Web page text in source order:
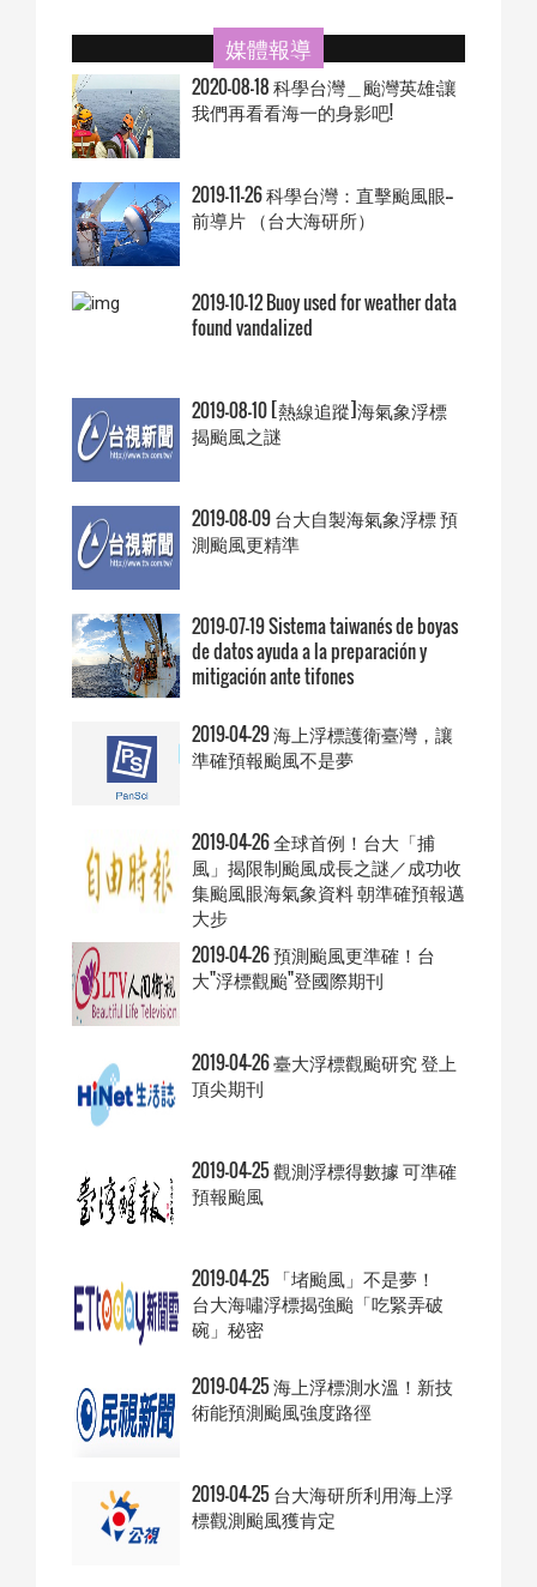
媒體報導
2020-08-18 科學台灣＿颱灣英雄:讓
我們再看看海一的身影吧!
2019-11-26 科學台灣：直擊颱風眼--
前導片 （台大海研所）
2019-10-12 Buoy used for weather data
found vandalized
2019-08-10 [熱線追蹤]海氣象浮標
揭颱風之謎
2019-08-09 台大自製海氣象浮標 預
測颱風更精準
2019-07-19 Sistema taiwanés de boyas
de datos ayuda a la preparación y
mitigación ante tifones
2019-04-29 海上浮標護衛臺灣，讓
準確預報颱風不是夢
2019-04-26 全球首例！台大「捕
風」揭限制颱風成長之謎／成功收
集颱風眼海氣象資料 朝準確預報邁
大步
2019-04-26 預測颱風更準確！台
大"浮標觀颱"登國際期刊
2019-04-26 臺大浮標觀颱研究 登上
頂尖期刊
2019-04-25 觀測浮標得數據 可準確
預報颱風
2019-04-25 「堵颱風」不是夢！
台大海嘯浮標揭強颱「吃緊弄破
碗」秘密
2019-04-25 海上浮標測水溫！新技
術能預測颱風強度路徑
2019-04-25 台大海研所利用海上浮
標觀測颱風獲肯定